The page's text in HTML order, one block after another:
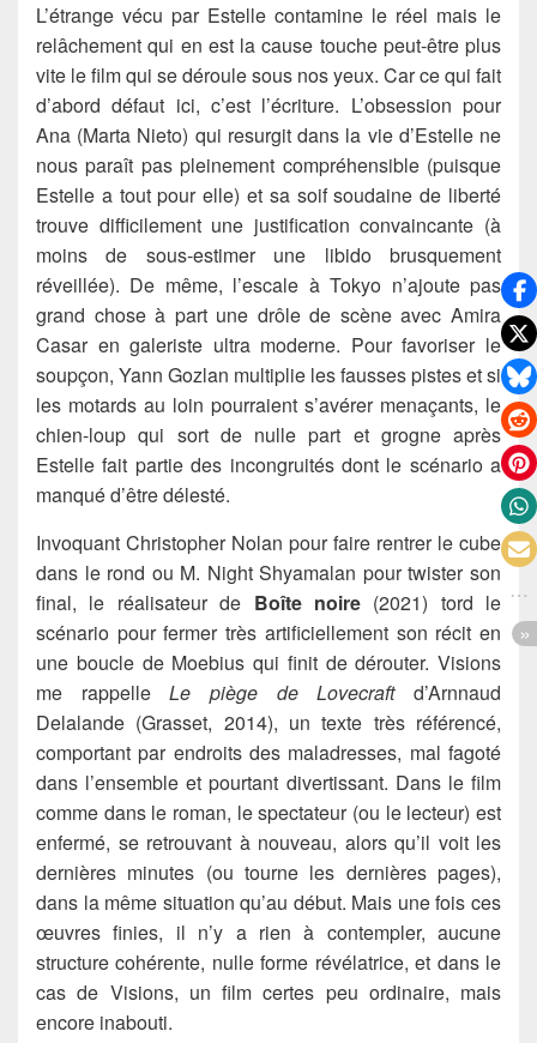
L’étrange vécu par Estelle contamine le réel mais le
relâchement qui en est la cause touche peut-être plus
vite le film qui se déroule sous nos yeux. Car ce qui fait
d’abord défaut ici, c’est l’écriture. L’obsession pour
Ana (Marta Nieto) qui resurgit dans la vie d’Estelle ne
nous paraît pas pleinement compréhensible (puisque
Estelle a tout pour elle) et sa soif soudaine de liberté
trouve difficilement une justification convaincante (à
moins de sous-estimer une libido brusquement
réveillée). De même, l’escale à Tokyo n’ajoute pas
grand chose à part une drôle de scène avec Amira
Casar en galeriste ultra moderne. Pour favoriser le
soupçon, Yann Gozlan multiplie les fausses pistes et si
les motards au loin pourraient s’avérer menaçants, le
chien-loup qui sort de nulle part et grogne après
Estelle fait partie des incongruités dont le scénario a
manqué d’être délesté.
Invoquant Christopher Nolan pour faire rentrer le cube
dans le rond ou M. Night Shyamalan pour twister son
final, le réalisateur de Boîte noire(2021) tord le
scénario pour fermer très artificiellement son récit en
une boucle de Moebius qui finit de dérouter. Visions
me rappelleLe piège de Lovecraftd’Arnnaud
Delalande (Grasset, 2014), un texte très référencé,
comportant par endroits des maladresses, mal fagoté
dans l’ensemble et pourtant divertissant. Dans le film
comme dans le roman, le spectateur (ou le lecteur) est
enfermé, se retrouvant à nouveau, alors qu’il voit les
dernières minutes (ou tourne les dernières pages),
dans la même situation qu’au début. Mais une fois ces
œuvres finies, il n’y a rien à contempler, aucune
structure cohérente, nulle forme révélatrice, et dans le
cas de Visions, un film certes peu ordinaire, mais
encore inabouti.